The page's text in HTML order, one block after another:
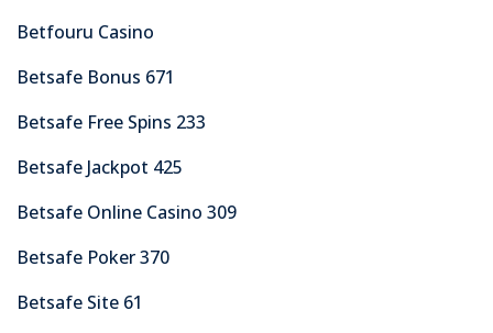
Betfouru Casino
Betsafe Bonus 671
Betsafe Free Spins 233
Betsafe Jackpot 425
Betsafe Online Casino 309
Betsafe Poker 370
Betsafe Site 61